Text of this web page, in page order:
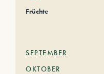
Früchte
SEPTEMBER
OKTOBER